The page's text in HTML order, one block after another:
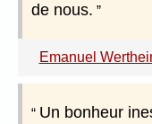
de nous.
Emanuel
Un bonheur